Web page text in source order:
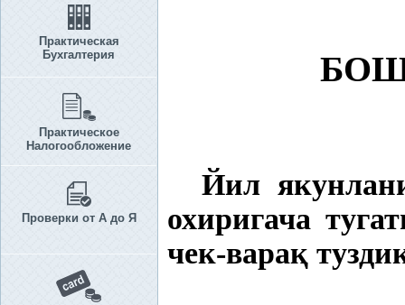
Практическая
Бухгалтерия
Практическое
Налогообложение
Проверки от А до Я
Йил
охиригача
чек-варақ